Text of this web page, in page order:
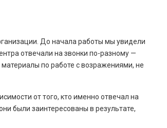
До начала работы мы увидели
отвечали на звонки по-разному —
по работе с возражениями, не
от того, кто именно отвечал на
были заинтересованы в результате,